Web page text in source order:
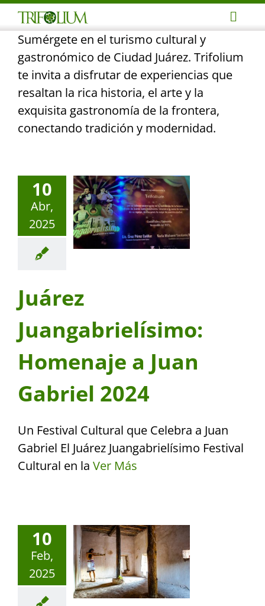
Skip
to
content
Sumérgete en el turismo cultural y
gastronómico de Ciudad Juárez. Trifolium
te invita a disfrutar de experiencias que
resaltan la rica historia, el arte y la
exquisita gastronomía de la frontera,
conectando tradición y modernidad.
10
Abr,
2025
Juárez
Juangabrielísimo:
Homenaje a Juan
Gabriel 2024
Un Festival Cultural que Celebra a Juan
Gabriel El Juárez Juangabrielísimo Festival
Cultural en la Ver Más
10
Feb,
2025